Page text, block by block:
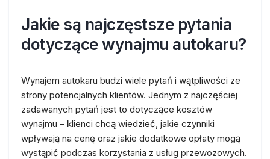
Jakie są najczęstsze pytania
dotyczące wynajmu autokaru?
Wynajem autokaru budzi wiele pytań i wątpliwości ze
strony potencjalnych klientów. Jednym z najczęściej
zadawanych pytań jest to dotyczące kosztów
wynajmu – klienci chcą wiedzieć, jakie czynniki
wpływają na cenę oraz jakie dodatkowe opłaty mogą
wystąpić podczas korzystania z usług przewozowych.